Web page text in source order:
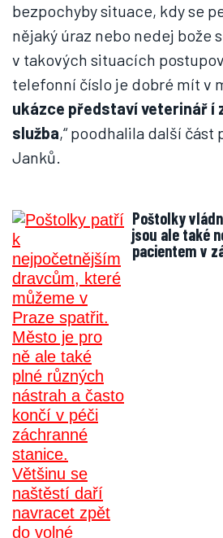
bezpochyby situace, kdy se
nějaký úraz nebo nedej bože
v takových situacích
telefonní číslo je dobré mít v
ukázce představí veterinář í
služba,“ poodhalila další část
Janků.
Poštolky vládnou pražskému nebi,
jsou ale také
pacientem v